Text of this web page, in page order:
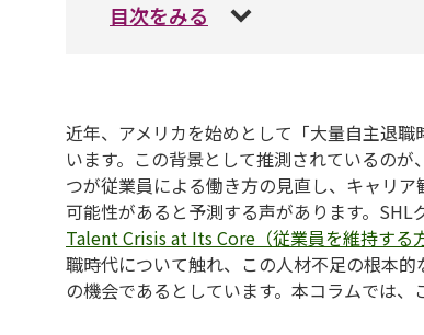
目次をみる
近年、アメリカを始めとして「大量自主退
います。この背景として推測されているの
つが従業員による働き方の見直し、キャリ
可能性があると予測する声があります。
Talent Crisis at Its Core（従業員を維持する
職時代について触れ、この人材不足の根本
の機会であるとしています。本コラムでは、